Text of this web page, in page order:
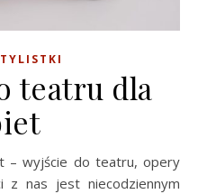
teatru dla
z nas jest niecodziennym